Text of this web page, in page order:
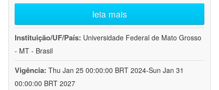
leia mais
Instituição/UF/País: Universidade Federal de Mato Grosso
- MT - Brasil
Vigência: Thu Jan 25 00:00:00 BRT 2024-Sun Jan 31
00:00:00 BRT 2027